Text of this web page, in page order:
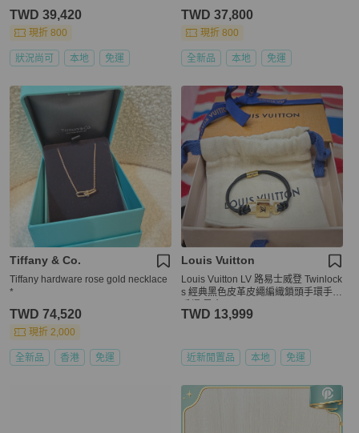
TWD 39,420
現折 800
狀況尚可 本地 免運
TWD 37,800
現折 800
全新品 本地 免運
Tiffany & Co.
Tiffany hardware rose gold necklace
*
TWD 74,520
現折 2,000
全新品 香港 免運
Louis Vuitton
Louis Vuitton LV 路易士威登 Twinlock
s 經典黑色皮革皮繩編織鎖頭手環手鍊
TWD 13,999
近新閒置品 本地 免運